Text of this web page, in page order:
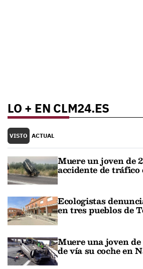
LO + EN CLM24.ES
VISTO ACTUAL
Muere un joven de
accidente de tráfico
Ecologistas
en tres pueblos de
Muere una joven
de vía su coche en